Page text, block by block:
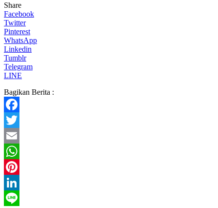
Share
Facebook
Twitter
Pinterest
WhatsApp
Linkedin
Tumblr
Telegram
LINE
Bagikan Berita :
Facebook
Twitter
Email
WhatsApp
Pinterest
LinkedIn